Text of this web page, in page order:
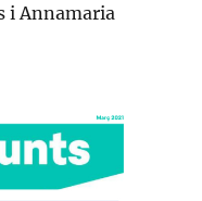
i Annamaria